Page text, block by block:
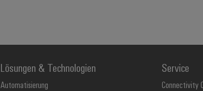
Lösungen & Technologien
Automatisierung
Service
Connectivity